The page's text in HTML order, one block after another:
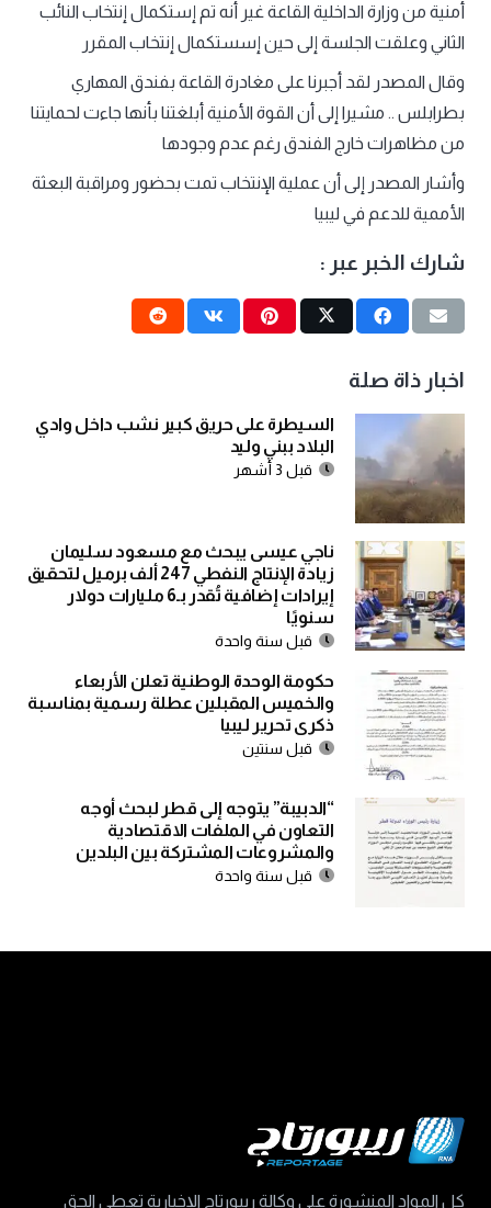
أمنية من وزارة الداخلية القاعة غير أنه تم إستكمال إنتخاب النائب
الثاني وعلقت الجلسة إلى حين إسستكمال إنتخاب المقرر
وقال المصدر لقد أجبرنا على مغادرة القاعة بفندق المهاري
بطرابلس .. مشيرا إلى أن القوة الأمنية أبلغتنا بأنها جاءت لحمايتنا
من مظاهرات خارج الفندق رغم عدم وجودها
وأشار المصدر إلى أن عملية الإنتخاب تمت بحضور ومراقبة البعثة
الأممية للدعم في ليبيا
شارك الخبر عبر :
اخبار ذاة صلة
السيطرة على حريق كبير نشب داخل وادي
البلاد ببني وليد
قبل 3 أشهر
ناجي عيسى يبحث مع مسعود سليمان
زيادة الإنتاج النفطي 247 ألف برميل لتحقيق
إيرادات إضافية تُقدر بـ6 مليارات دولار
سنويًا
قبل سنة واحدة
حكومة الوحدة الوطنية تعلن الأربعاء
والخميس المقبلين عطلة رسمية بمناسبة
ذكرى تحرير ليبيا
قبل سنتين
“الدبيبة” يتوجه إلى قطر لبحث أوجه
التعاون في الملفات الاقتصادية
والمشروعات المشتركة بين البلدين
قبل سنة واحدة
كل المواد المنشورة على وكالة ريبورتاج الإخبارية تعطي الحق